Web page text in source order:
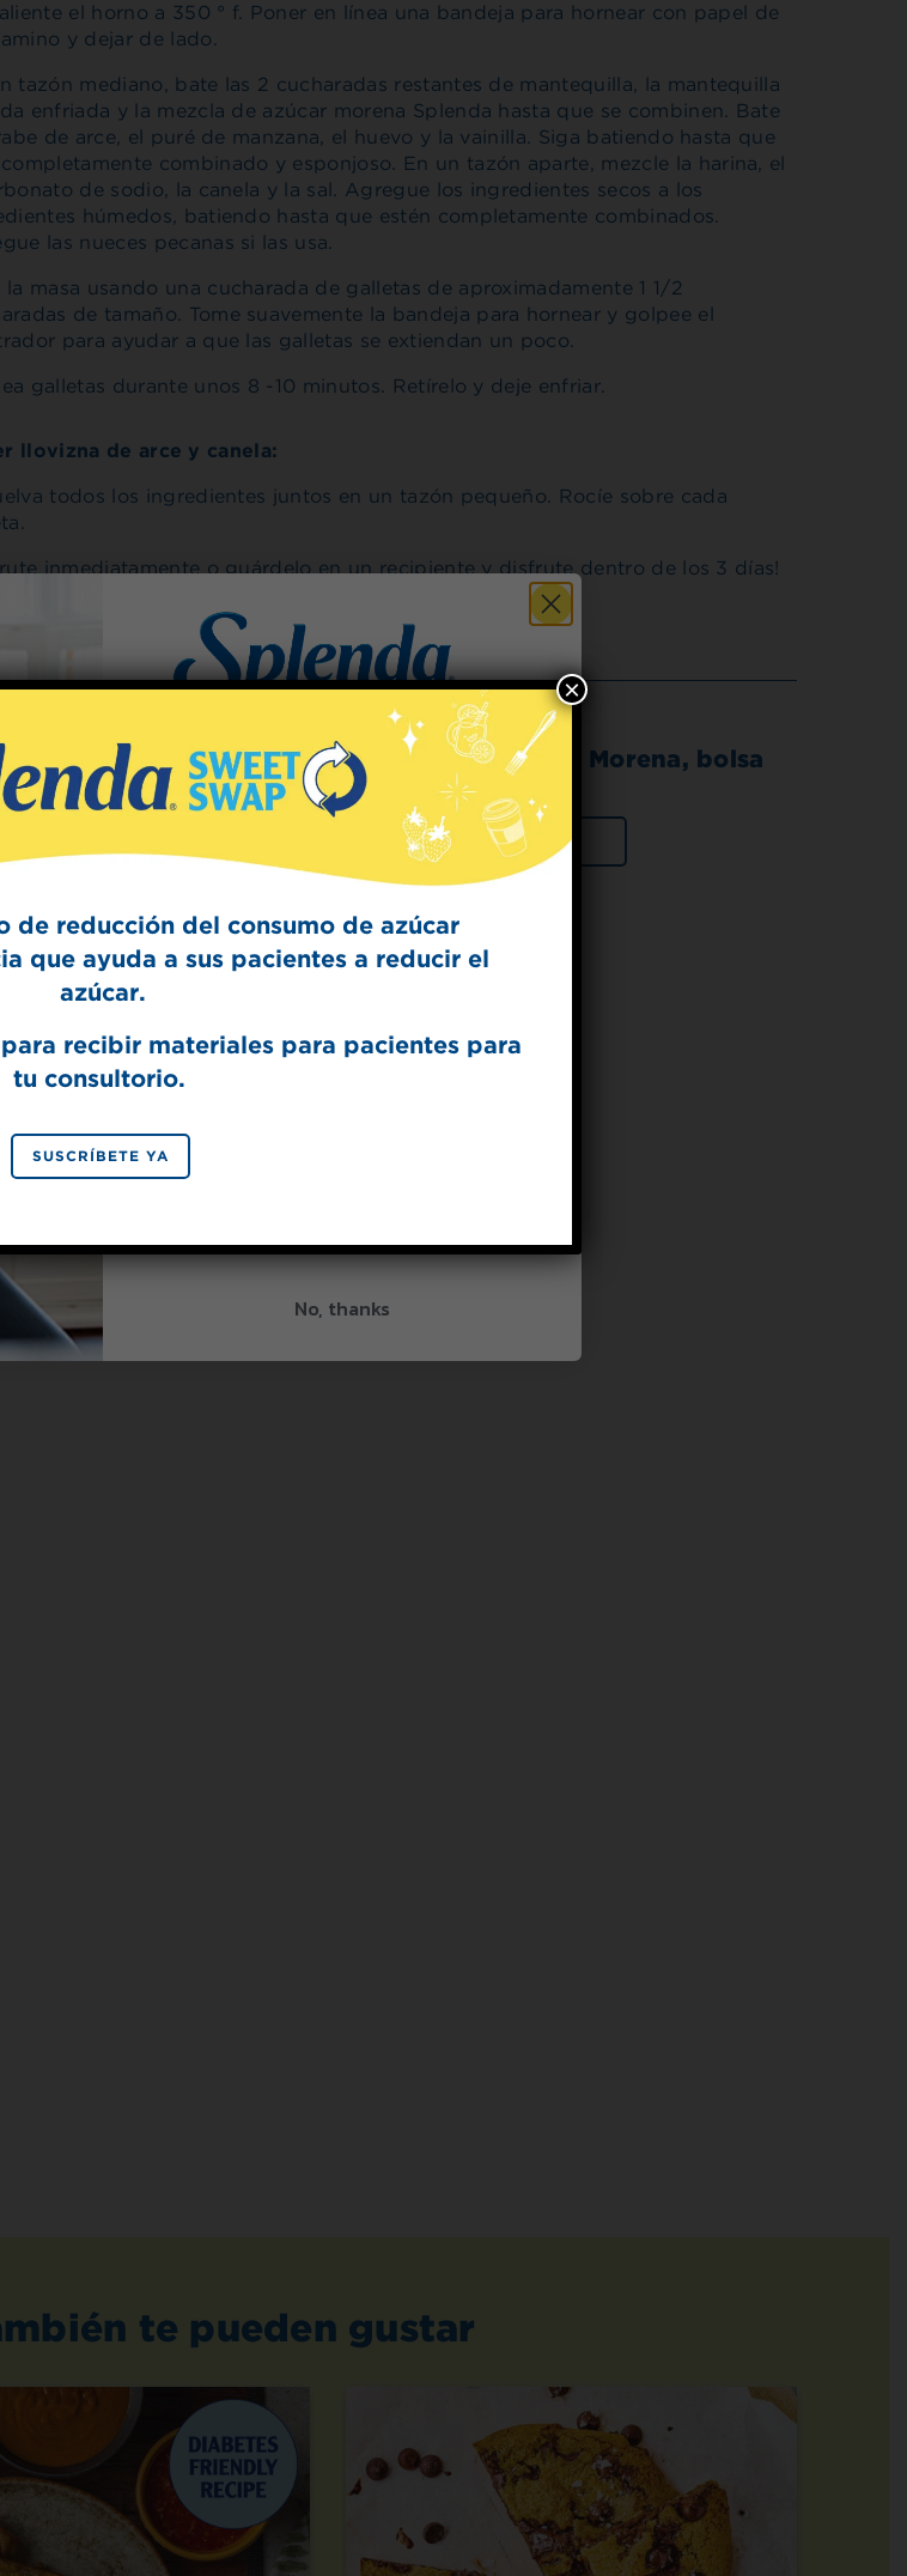
el horno a 350 ° f. Poner en línea una bandeja para hornear con papel de
y dejar de lado.
tazón mediano, bate las 2 cucharadas restantes de mantequilla, la mantequilla
enfriada y la mezcla de azúcar morena Splenda hasta que se combinen. Bate
de arce, el puré de manzana, el huevo y la vainilla. Siga batiendo hasta que
combinado y esponjoso. En un tazón aparte, mezcle la harina, el
de sodio, la canela y la sal. Agregue los ingredientes secos a los
húmedos, batiendo hasta que estén completamente combinados.
las nueces pecanas si las usa.
la masa usando una cucharada de galletas de aproximadamente 1 1/2
de tamaño. Tome suavemente la bandeja para hornear y golpee el
para ayudar a que las galletas se extiendan un poco.
galletas durante unos 8 -10 minutos. Retírelo y deje enfriar.
llovizna de arce y canela:
todos los ingredientes juntos en un tazón pequeño. Rocíe sobre cada
inmediatamente o guárdelo en un recipiente y disfrute dentro de los 3 días!
Splenda® Mezcla de Azúcar Morena, bolsa
de 1 lb
VER PRODUCTO
te pueden gustar
de reducción del consumo de azúcar
que ayuda a sus pacientes a reducir el
azúcar.
recibir materiales para pacientes para
tu consultorio.
SUSCRÍBETE YA
×
Sign Up for
The Sweet Dish
Splenda test kitchen.
No, thanks